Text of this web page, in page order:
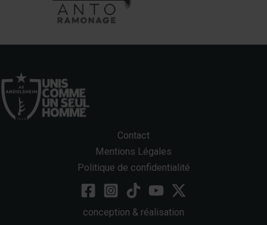
Contact
Mentions Légales
Politique de confidentialité
conception & réalisation